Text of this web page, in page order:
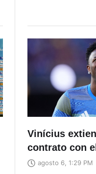
Vinícius
contrato con
agosto 6, 1:29 PM